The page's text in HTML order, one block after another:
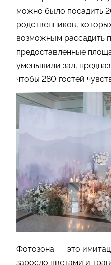
можно было посадить
родственников,
возможным рассадить
предоставленные
уменьшили зал,
чтобы 280 гостей
Фотозона — это
заросло цветами и